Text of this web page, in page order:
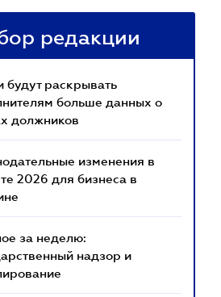
редакции
будут раскрывать
больше данных о
должников
изменения в
2026 для бизнеса в
за неделю:
надзор и